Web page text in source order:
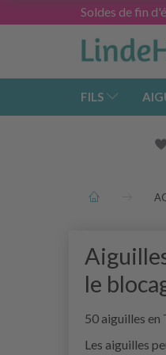
Soldes de fin
FILS
le
50 aiguilles
Les aiguilles